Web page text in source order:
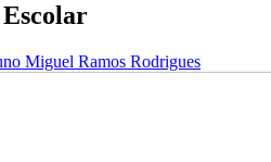
Miguel Ramos Rodrigues